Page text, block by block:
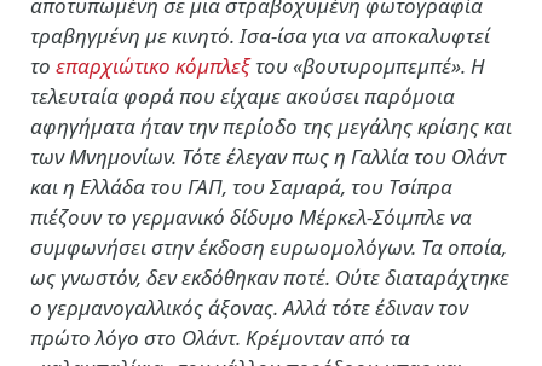
αποτυπωμένη σε μια στραβοχυμένη φωτογραφία
τραβηγμένη με κινητό. Ισα-ίσα για να αποκαλυφτεί
το επαρχιώτικο κόμπλεξτου «βουτυρομπεμπέ». Η
τελευταία φορά που είχαμε ακούσει παρόμοια
αφηγήματα ήταν την περίοδο της μεγάλης κρίσης και
των Μνημονίων. Τότε έλεγαν πως η Γαλλία του Ολάντ
και η Ελλάδα του ΓΑΠ, του Σαμαρά, του Τσίπρα
πιέζουν το γερμανικό δίδυμο Μέρκελ-Σόιμπλε να
συμφωνήσει στην έκδοση ευρωομολόγων. Τα οποία,
ως γνωστόν, δεν εκδόθηκαν ποτέ. Ούτε διαταράχτηκε
ο γερμανογαλλικός άξονας. Αλλά τότε έδιναν τον
πρώτο λόγο στο Ολάντ. Κρέμονταν από τα